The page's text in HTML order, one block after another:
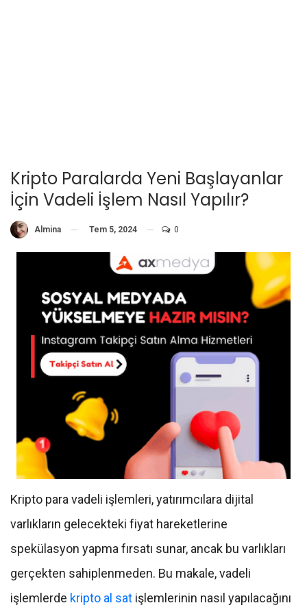
Kripto Paralarda Yeni Başlayanlar
İçin Vadeli İşlem Nasıl Yapılır?
Almina Tem 5, 2024 0
Kripto para vadeli işlemleri, yatırımcılara dijital
varlıkların gelecekteki fiyat hareketlerine
spekülasyon yapma fırsatı sunar, ancak bu varlıkları
gerçekten sahiplenmeden. Bu makale, vadeli
işlemlerde kripto al sat işlemlerinin nasıl yapılacağını